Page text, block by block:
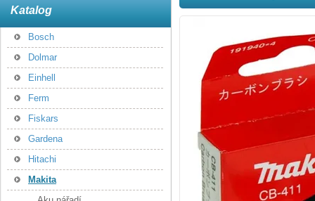
Katalog
Bosch
Dolmar
Einhell
Ferm
Fiskars
Gardena
Hitachi
Makita